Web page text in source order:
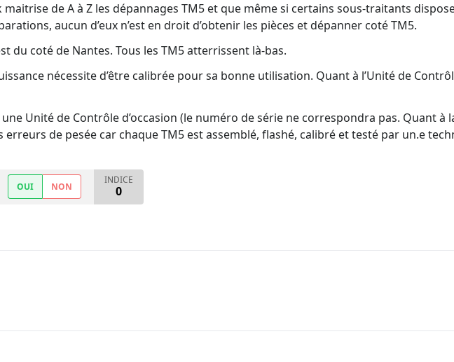
de A à Z les dépannages TM5 et que même si certains sous-traitants
aucun d’eux n’est en droit d’obtenir les pièces et dépanner coté TM5.
du coté de Nantes. Tous les TM5 atterrissent là-bas.
nécessite d’être calibrée pour sa bonne utilisation. Quant à l’Unité de
Unité de Contrôle d’occasion (le numéro de série ne correspondra pas. Quant à
de pesée car chaque TM5 est assemblé, flashé, calibré et testé par un.e
OUI NON
INDICE
0